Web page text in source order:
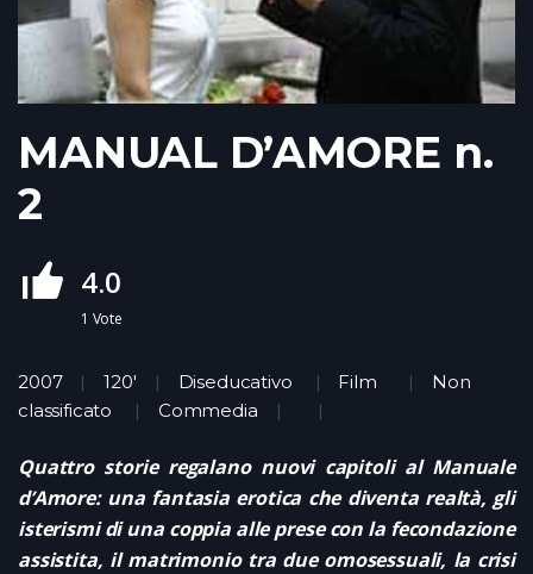
MANUAL D’AMORE n.
2
4.0
1 Vote
2007 120' Diseducativo Film
Non
classificato
Commedia
Quattro storie regalano nuovi capitoli al Manuale
d’Amore: una fantasia erotica che diventa realtà, gli
isterismi di una coppia alle prese con la fecondazione
assistita, il matrimonio tra due omosessuali, la crisi